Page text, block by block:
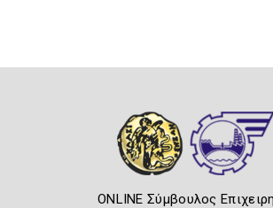
ONLINE Σύμβουλος